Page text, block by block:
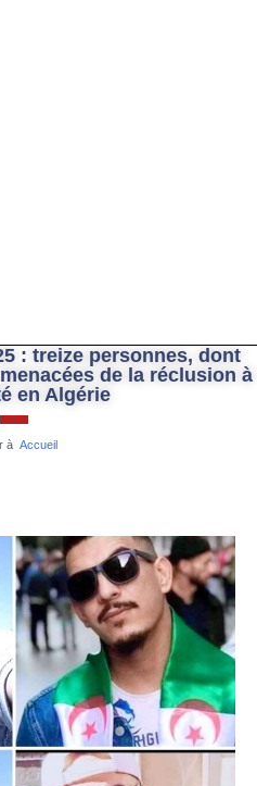
: treize personnes, dont
de la réclusion à
en Algérie
à Accueil